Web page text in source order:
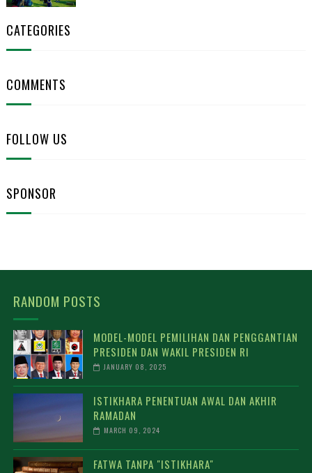
CATEGORIES
COMMENTS
FOLLOW US
SPONSOR
RANDOM POSTS
MODEL-MODEL PEMILIHAN DAN PENGGANTIAN
PRESIDEN DAN WAKIL PRESIDEN RI
JANUARY 08, 2025
ISTIKHARA PENENTUAN AWAL DAN AKHIR
RAMADAN
MARCH 09, 2024
FATWA TANPA "ISTIKHARA"